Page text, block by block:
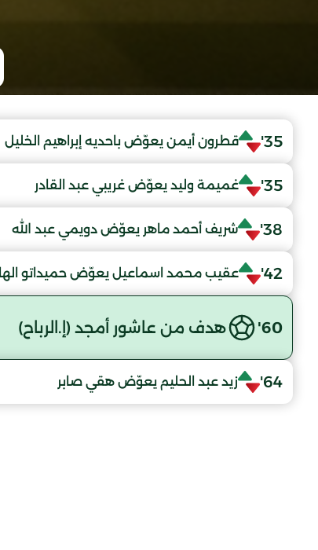
35' قطرون أيمن يعوّض باحديه إبراهيم الخليل
35' غميمة وليد يعوّض غريبي عبد القادر
38' شريف أحمد ماهر يعوّض دويمي عبد الله
42' عقيب محمد اسماعيل يعوّض حميداتو
60' هدف من عاشور أمجد (إ.الرباح)
64' زيد عبد الحليم يعوّض هقي صابر